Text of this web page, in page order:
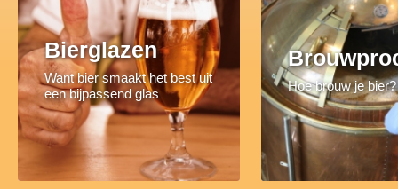
Bierglazen
Want bier smaakt het best uit
een bijpassend glas
Hoe brouw je bier?